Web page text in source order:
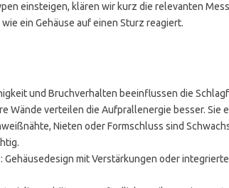
einsteigen, klären wir kurz die relevanten
ein Gehäuse auf einen Sturz reagiert.
und Bruchverhalten beeinflussen die
Wände verteilen die Aufprallenergie besser. Sie
Nieten oder Formschluss sind
: Gehäusedesign mit Verstärkungen oder